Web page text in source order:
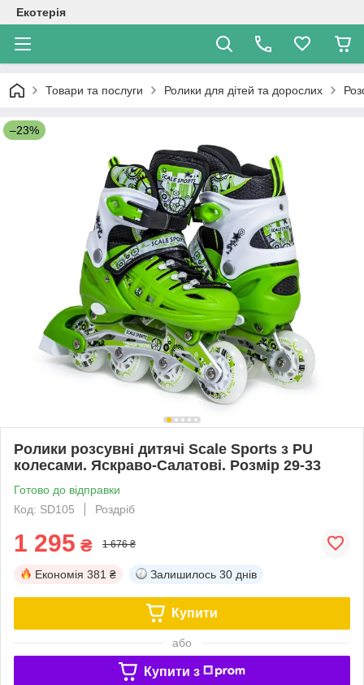
Екотерія
Товари та послуги Ролики для дітей та дорослих
–23%
Ролики розсувні дитячі Scale Sports з PU
колесами. Яскраво-Салатові. Розмір 29-33
Готово до відправки
Код: SD105
Роздріб
1 295 ₴ 1 676 ₴
Економія 381 ₴ Залишилось 30 днів
Купити
або
Купити з